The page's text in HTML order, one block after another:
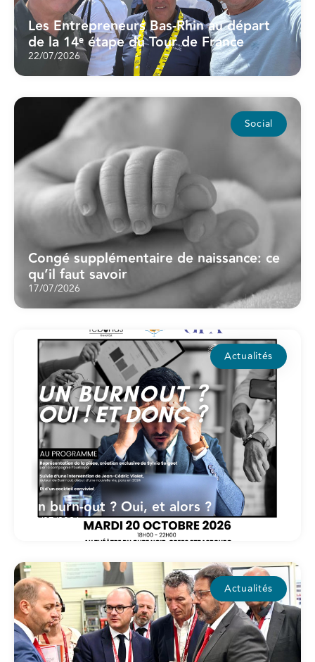
Les Entrepreneurs Bas-Rhin au départ
de la 14ᵉ étape du Tour de France
22/07/2026
Social
Congé supplémentaire de naissance: ce
qu’il faut savoir
17/07/2026
Actualités
Un burn-out ? Oui, et alors ?
15/07/2026
Actualités